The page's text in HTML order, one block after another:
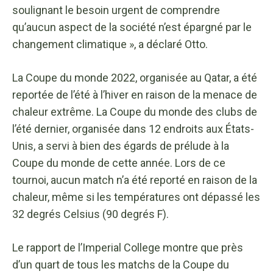
soulignant le besoin urgent de comprendre
qu’aucun aspect de la société n’est épargné par le
changement climatique », a déclaré Otto.
La Coupe du monde 2022, organisée au Qatar, a été
reportée de l’été à l’hiver en raison de la menace de
chaleur extrême. La Coupe du monde des clubs de
l’été dernier, organisée dans 12 endroits aux États-
Unis, a servi à bien des égards de prélude à la
Coupe du monde de cette année. Lors de ce
tournoi, aucun match n’a été reporté en raison de la
chaleur, même si les températures ont dépassé les
32 degrés Celsius (90 degrés F).
Le rapport de l’Imperial College montre que près
d’un quart de tous les matchs de la Coupe du